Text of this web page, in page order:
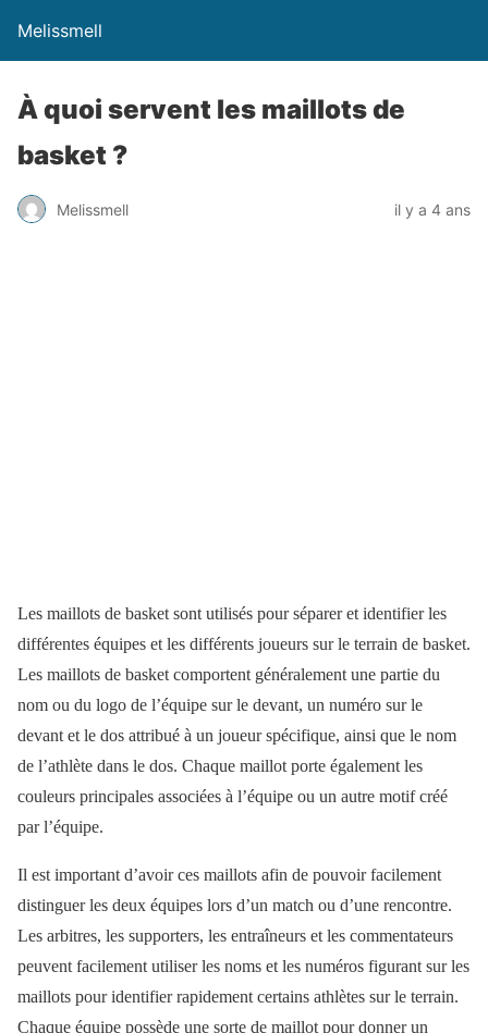
Melissmell
À quoi servent les maillots de
basket ?
Melissmell il y a 4 ans
Les maillots de basket sont utilisés pour séparer et identifier les
différentes équipes et les différents joueurs sur le terrain de basket.
Les maillots de basket comportent généralement une partie du
nom ou du logo de l’équipe sur le devant, un numéro sur le
devant et le dos attribué à un joueur spécifique, ainsi que le nom
de l’athlète dans le dos. Chaque maillot porte également les
couleurs principales associées à l’équipe ou un autre motif créé
par l’équipe.
Il est important d’avoir ces maillots afin de pouvoir facilement
distinguer les deux équipes lors d’un match ou d’une rencontre.
Les arbitres, les supporters, les entraîneurs et les commentateurs
peuvent facilement utiliser les noms et les numéros figurant sur les
maillots pour identifier rapidement certains athlètes sur le terrain.
Chaque équipe possède une sorte de maillot pour donner un